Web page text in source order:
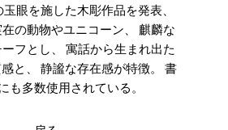
眼を施した木彫作品を発表、
の動物やユニコーン、 麒麟な
フとし、 寓話から生まれ出た
と、 静謐な存在感が特徴。 書
も多数使用されている。